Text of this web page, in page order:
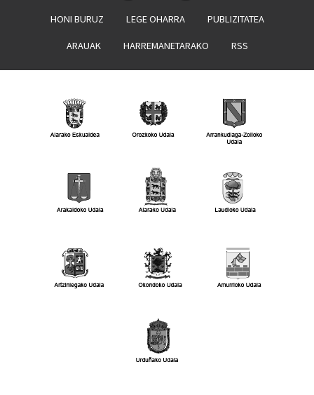
HONI BURUZ LEGE OHARRA PUBLIZITATEA
ARAUAK HARREMANETARAKO RSS